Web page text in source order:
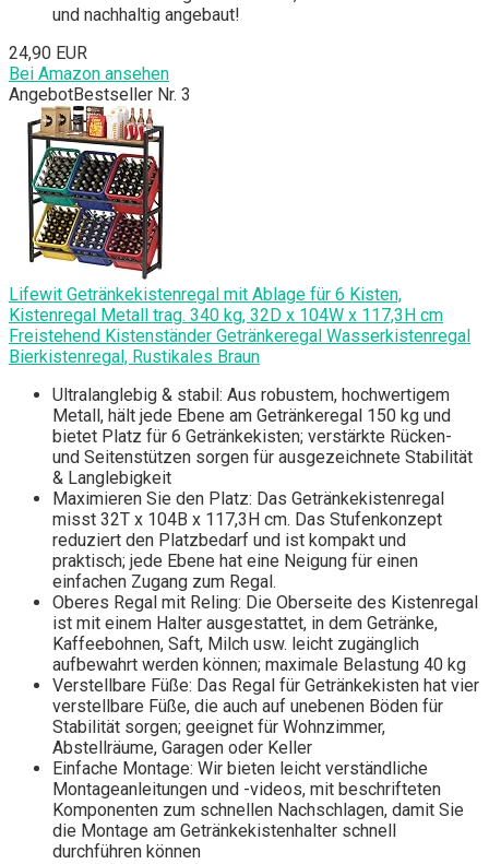
und nachhaltig angebaut!
24,90 EUR
Bei Amazon ansehen
AngebotBestseller Nr. 3
Lifewit Getränkekistenregal mit Ablage für 6 Kisten,
Kistenregal Metall trag. 340 kg, 32D x 104W x 117,3H cm
Freistehend Kistenständer Getränkeregal Wasserkistenregal
Bierkistenregal, Rustikales Braun
Ultralanglebig & stabil: Aus robustem, hochwertigem
Metall, hält jede Ebene am Getränkeregal 150 kg und
bietet Platz für 6 Getränkekisten; verstärkte Rücken-
und Seitenstützen sorgen für ausgezeichnete Stabilität
& Langlebigkeit
Maximieren Sie den Platz: Das Getränkekistenregal
misst 32T x 104B x 117,3H cm. Das Stufenkonzept
reduziert den Platzbedarf und ist kompakt und
praktisch; jede Ebene hat eine Neigung für einen
einfachen Zugang zum Regal.
Oberes Regal mit Reling: Die Oberseite des Kistenregal
ist mit einem Halter ausgestattet, in dem Getränke,
Kaffeebohnen, Saft, Milch usw. leicht zugänglich
aufbewahrt werden können; maximale Belastung 40 kg
Verstellbare Füße: Das Regal für Getränkekisten hat vier
verstellbare Füße, die auch auf unebenen Böden für
Stabilität sorgen; geeignet für Wohnzimmer,
Abstellräume, Garagen oder Keller
Einfache Montage: Wir bieten leicht verständliche
Montageanleitungen und -videos, mit beschrifteten
Komponenten zum schnellen Nachschlagen, damit Sie
die Montage am Getränkekistenhalter schnell
durchführen können